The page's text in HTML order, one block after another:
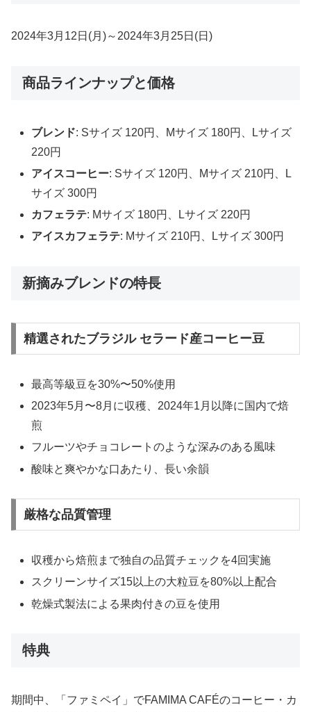
2024年3月12日(月)～2024年3月25日(日)
商品ラインナップと価格
ブレンド: Sサイズ 120円、Mサイズ 180円、Lサイズ
220円
アイスコーヒー: Sサイズ 120円、Mサイズ 210円、L
サイズ 300円
カフェラテ: Mサイズ 180円、Lサイズ 220円
アイスカフェラテ: Mサイズ 210円、Lサイズ 300円
新摘みブレンドの特長
精選されたブラジル セラード産コーヒー豆
最高等級豆を30%〜50%使用
2023年5月〜8月に収穫、2024年1月以降に国内で焙
煎
フルーツやチョコレートのような深みのある風味
酸味と爽やかな口あたり、長い余韻
厳格な品質管理
収穫から焙煎まで独自の品質チェックを4回実施
スクリーンサイズ15以上の大粒豆を80%以上配合
乾燥式製法による果肉付きの豆を使用
特典
期間中、「ファミペイ」でFAMIMA CAFÉのコーヒー・カ